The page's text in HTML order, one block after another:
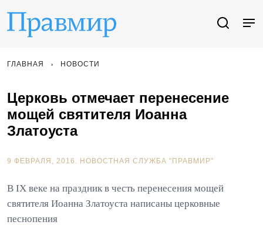
ГЛАВНАЯ НОВОСТИ
Церковь отмечает перенесение
мощей святителя Иоанна
Златоуста
9 ФЕВРАЛЯ, 2016. НОВОСТНАЯ СЛУЖБА "ПРАВМИР"
В IХ веке на праздник в честь перенесения мощей
святителя Иоанна Златоуста написаны церковные
песнопения